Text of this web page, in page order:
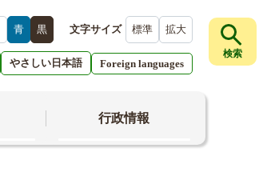
青 黒 文字サイズ 標準 拡大
やさしい日本語 Foreign languages
検索
行政情報